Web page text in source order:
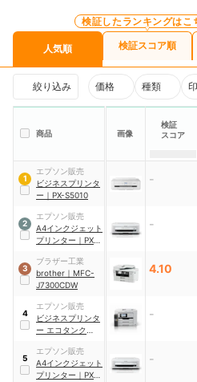
人気順
検証したランキングはこ
検証スコア順
絞り込み 価格 種類
商品 画像
検証
スコア
1
エプソン販売
ビジネスプリンタ
ー ｜ PX-S5010
-
2
エプソン販売
A4インクジェット
プリンター ｜ PX-
-
3
ブラザー工業
brother ｜ MFC-
J7300CDW
4.10
4
エプソン販売
ビジネスプリンタ
ー エコタンク搭載
M6711FT
-
5
エプソン販売
A4インクジェット
プリンター ｜ PX-
-